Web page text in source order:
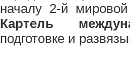
началу 2-й
Картель
подготовке и